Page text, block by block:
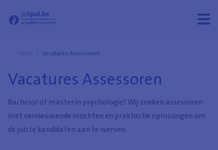
Vacatures Assessoren - Jobpol
Menu
Menu
Vacatures Assessoren
Vacatures Assessoren
Bachelor of master in psychologie? Wij zoeken assessoren
met vernieuwende inzichten en praktische oplossingen om
de juiste kandidaten aan te werven.